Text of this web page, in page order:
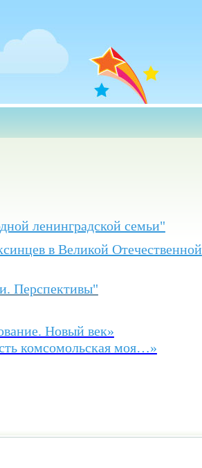
ленинградской семьи"
в Великой Отечественной
Перспективы"
Новый век»
комсомольская моя…»